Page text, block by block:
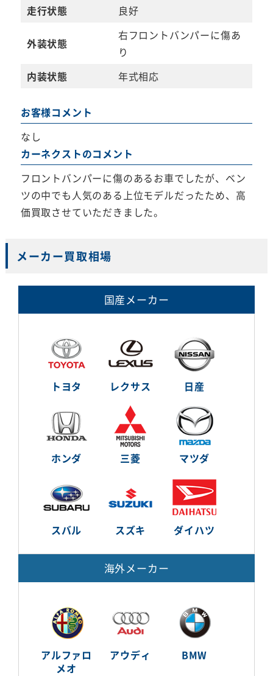
走行状態 良好
外装状態
右フロントバンパーに傷あ
り
内装状態
年式相応
お客様コメント
なし
カーネクストのコメント
フロントバンパーに傷のあるお車でしたが、ベン
ツの中でも人気のある上位モデルだったため、高
価買取させていただきました。
メーカー買取相場
国産メーカー
トヨタ レクサス 日産
ホンダ 三菱 マツダ
スバル スズキ ダイハツ
海外メーカー
アルファロ
メオ
アウディ BMW